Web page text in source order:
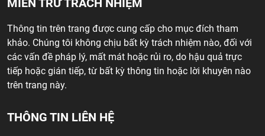
Thông tin trên trang được cung cấp cho mục đích tham
khảo. Chúng tôi không chịu bất kỳ trách nhiệm nào, đối với
các vấn đề pháp lý, mất mát hoặc rủi ro, do hậu quả trực
tiếp hoặc gián tiếp, từ bất kỳ thông tin hoặc lời khuyên nào
trên trang này.
THÔNG TIN LIÊN HỆ